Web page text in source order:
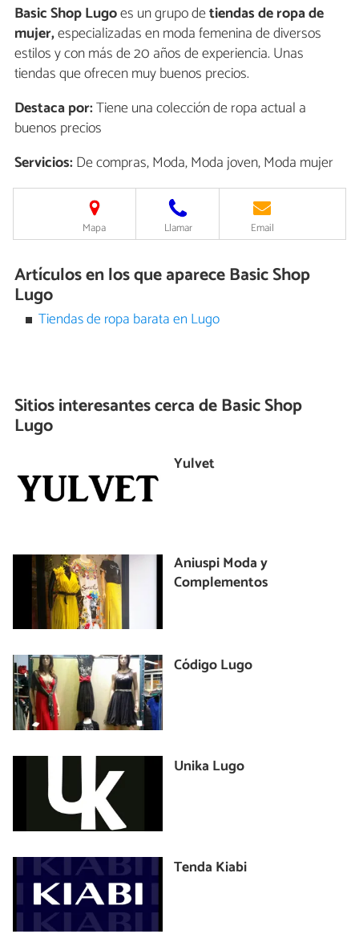
Basic Shop Lugoes un grupo detiendas de ropa de
mujer,especializadas en moda femenina de diversos
estilos y con más de 20 años de experiencia. Unas
tiendas que ofrecen muy buenos precios.
Destaca por:Tiene una colección de ropa actual a
buenos precios
Servicios:De compras, Moda, Moda joven, Moda mujer
Mapa Llamar Email
Artículos en los que aparece Basic Shop
Lugo
Tiendas de ropa barata en Lugo
Sitios interesantes cerca deBasic Shop
Lugo
Yulvet
Aniuspi Moda y
Complementos
Código Lugo
Unika Lugo
Tenda Kiabi